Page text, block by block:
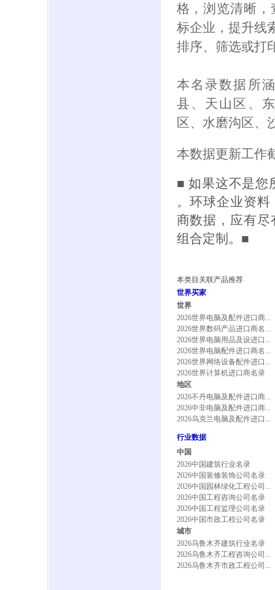
格，浏览清晰
标企业，提升线
排序、筛选或打
本名录数据所
县、天山区、
区、水磨沟区、
本数据更新工作
■ 如果这不是您
。环球企业资
商数据，应有
组合定制。■
本类目关联产品推荐
世界买家
世界
2026世界电脑及配件进口商...
2026世界数码产品进口商名...
2026世界电脑用品及设进口...
2026世界电脑配件进口商名...
2026世界网络设备配件进口...
2026世界计算机进口商名录
地区
2026不丹电脑及配件进口商...
2026中非电脑及配件进口商...
2026乌克兰电脑及配件进口...
行业数据
中国
2026中国建筑行业名录
2026中国装修装饰公司名录
2026中国园林绿化工程公司...
2026中国工程咨询公司名录
2026中国工程监理公司名录
2026中国市政工程公司名录
城市
2026乌鲁木齐建筑行业名录
2026乌鲁木齐工程咨询公司...
2026乌鲁木齐市政工程公司...